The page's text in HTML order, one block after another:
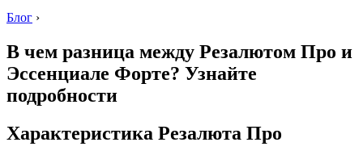
Блог ›
В чем разница между Резалютом Про и
Эссенциале Форте? Узнайте
подробности
Характеристика Резалюта Про